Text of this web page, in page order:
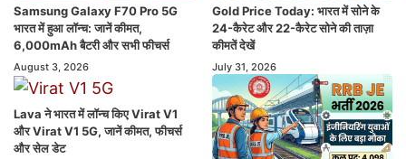
Samsung Galaxy F70 Pro 5G
भारत में हुआ लॉन्च: जानें कीमत,
6,000mAh बैटरी और सभी फीचर्स
August 3, 2026
Gold Price Today: भारत में सोने के
24-कैरेट और 22-कैरेट सोने की ताज़ा
कीमतें देखें
July 31, 2026
Lava ने भारत में लॉन्च किए Virat V1
और Virat V1 5G, जानें कीमत, फीचर्स
और सेल डेट